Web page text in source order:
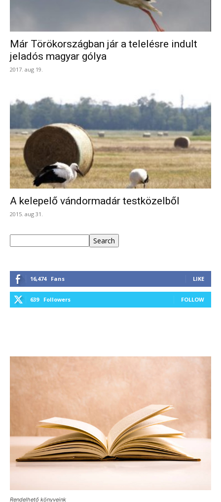
Már Törökországban jár a telelésre indult
jeladós magyar gólya
2017. aug 19.
A kelepelő vándormadár testközelből
2015. aug 31.
Search
16,474 Fans LIKE
639 Followers FOLLOW
Rendelhető könyveink